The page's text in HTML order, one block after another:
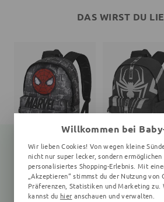
DAS WIRST DU
Rucksack
uni
31,75 € 41,99 €
Rucksack
Unifarben
45,40 € 59,99 €
Willkommen bei
Wir lieben Cookies! Von wegen kleine
nicht nur super lecker, sondern ermöglichen
personalisiertes Shopping-Erlebnis. Mit
„Akzeptieren“ stimmst du der Nutzung von
Präferenzen, Statistiken und Marketing zu.
kannst du hier anschauen und verwalten.